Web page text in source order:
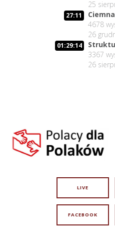
25
27:11
4678
26
01:29:14
3367
26
LIVE
FACEBOOK